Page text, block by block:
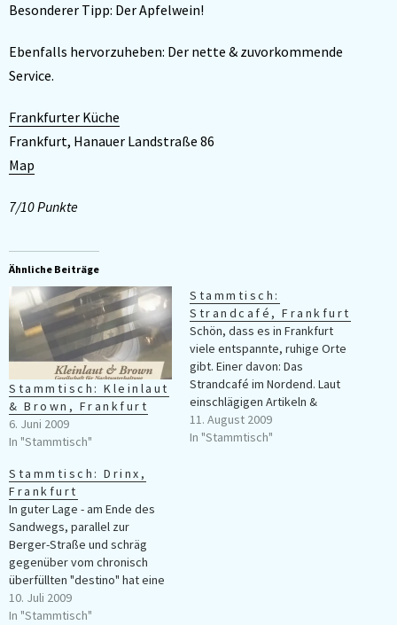
Besonderer Tipp: Der Apfelwein!
Ebenfalls hervorzuheben: Der nette & zuvorkommende
Service.
Frankfurter Küche
Frankfurt, Hanauer Landstraße 86
Map
7/10 Punkte
Ähnliche Beiträge
Stammtisch: Kleinlaut
& Brown, Frankfurt
6. Juni 2009
In "Stammtisch"
Stammtisch:
Strandcafé, Frankfurt
Schön, dass es in Frankfurt
viele entspannte, ruhige Orte
gibt. Einer davon: Das
Strandcafé im Nordend. Laut
einschlägigen Artikeln &
Websites schon lange eine
Frankfurter Institution die 2008
11. August 2009
In "Stammtisch"
Stammtisch: Drinx,
Frankfurt
In guter Lage - am Ende des
Sandwegs, parallel zur
Berger-Straße und schräg
gegenüber vom chronisch
überfüllten "destino" hat eine
neue Bar eröffnet: Drinx. Beim
Betreten der Bar ist man
10. Juli 2009
In "Stammtisch"